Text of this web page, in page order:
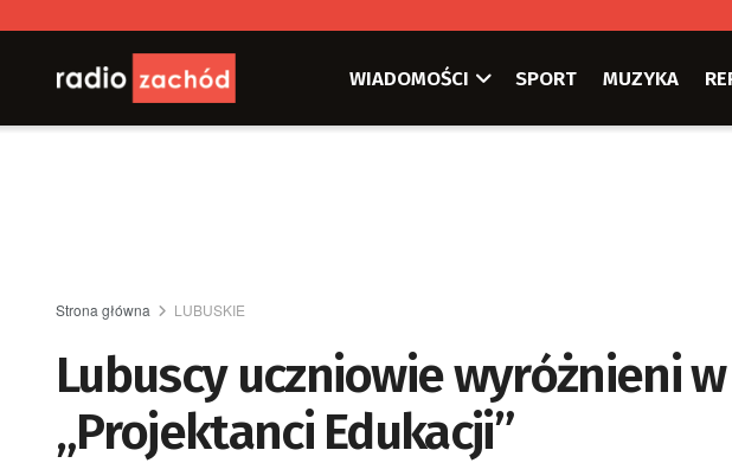
WIADOMOŚCI SPORT MUZYKA
Strona główna LUBUSKIE
Lubuscy uczniowie wyróżnieni
„Projektanci Edukacji”